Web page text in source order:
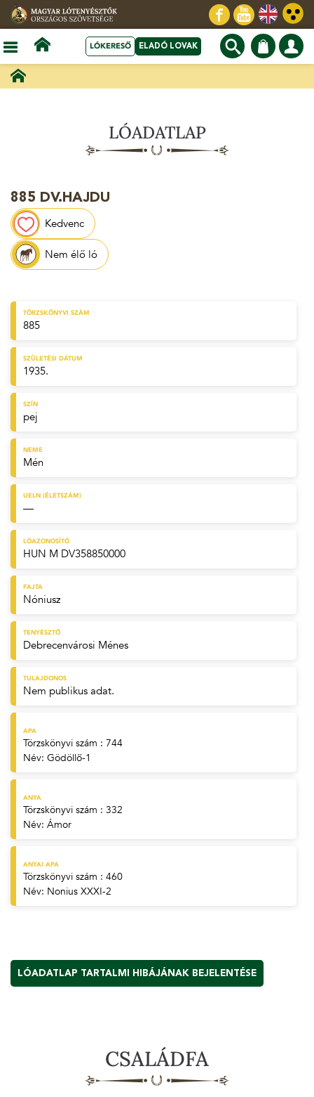
LÓKERESŐ ELADÓ LOVAK
LÓADATLAP
885 DV.HAJDU
Kedvenc
Nem élő ló
TÖRZSKÖNYVI SZÁM
885
SZÜLETÉSI DÁTUM
1935.
SZÍN
pej
NEME
Mén
UELN (ÉLETSZÁM)
—
LÓAZONOSÍTÓ
HUN M DV358850000
FAJTA
Nóniusz
TENYÉSZTŐ
Debrecenvárosi Ménes
TULAJDONOS
Nem publikus adat.
APA
Törzskönyvi szám : 744
Név: Gödöllő-1
ANYA
Törzskönyvi szám : 332
Név: Ámor
ANYAI APA
Törzskönyvi szám : 460
Név: Nonius XXXI-2
LÓADATLAP TARTALMI HIBÁJÁNAK BEJELENTÉSE
CSALÁDFA